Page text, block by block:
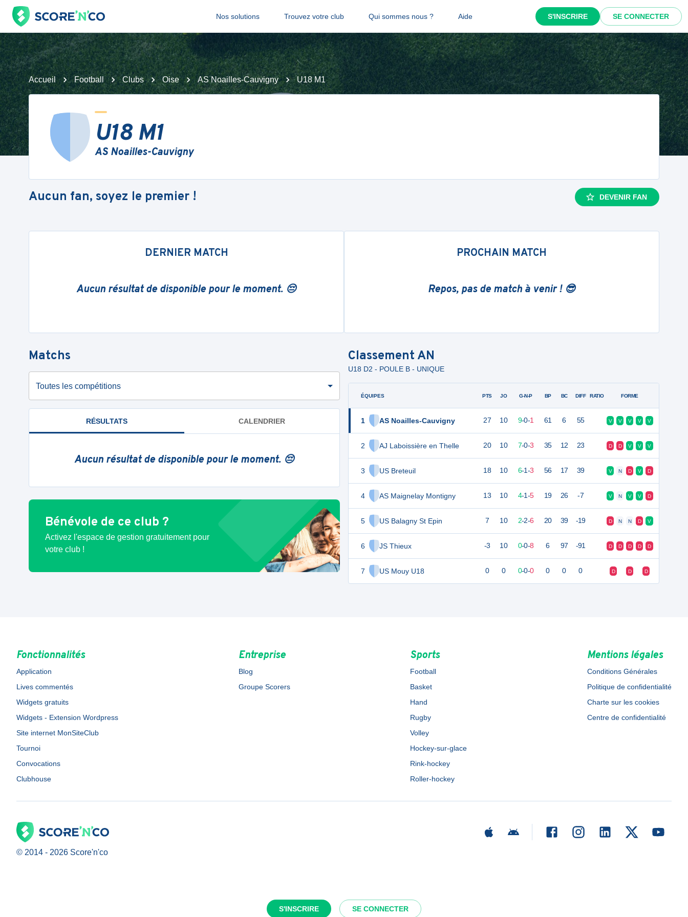
Nos solutions Trouvez votre club Qui sommes nous ? Aide S'INSCRIRE SE CONNECTER
S'INSCRIRE SE CONNECTER
Accueil Football Clubs Oise AS Noailles-Cauvigny U18 M1
U18 M1
AS Noailles-Cauvigny
Aucun fan, soyez le premier ! DEVENIR FAN
DERNIER MATCH
Aucun résultat de disponible pour le moment. 😔
PROCHAIN MATCH
Repos, pas de match à venir ! 😎
Matchs
Toutes les compétitions
RÉSULTATS CALENDRIER
Aucun résultat de disponible pour le moment. 😔
Bénévole de ce club ?
Activez l'espace de gestion gratuitement pour
votre club !
Classement AN
U18 D2 - POULE B - UNIQUE
ÉQUIPES
1 AS Noailles-Cauvigny
2 AJ Laboissière en Thelle
3 US Breteuil
4 AS Maignelay Montigny
5 US Balagny St Epin
6 JS Thieux
7 US Mouy U18
PTS JO G-N-P BP BC DIFF RATIO FORME
27 10 9-0-1 61 6 55 V V V V V
20 10 7-0-3 35 12 23 D D V V V
18 10 6-1-3 56 17 39 V N D V D
13 10 4-1-5 19 26 -7 V N V V D
7 10 2-2-6 20 39 -19 D N N D V
-3 10 0-0-8 6 97 -91 D D D D D
0 0 0-0-0 0 0 0 D D D
Fonctionnalités
Application
Lives commentés
Widgets gratuits
Widgets - Extension Wordpress
Site internet MonSiteClub
Tournoi
Convocations
Clubhouse
Entreprise
Blog
Groupe Scorers
Sports
Football
Basket
Hand
Rugby
Volley
Hockey-sur-glace
Rink-hockey
Roller-hockey
Mentions légales
Conditions Générales
Politique de confidentialité
Charte sur les cookies
Centre de confidentialité
© 2014 - 2026 Score'n'co